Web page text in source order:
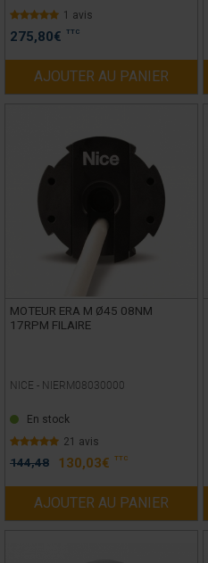
1 avis
275,80€ TTC
AJOUTER AU PANIER
MOTEUR ERA M Ø45 08NM
17RPM FILAIRE
NICE - NIERM08030000
En stock
21 avis
144,48 130,03€ TTC
AJOUTER AU PANIER